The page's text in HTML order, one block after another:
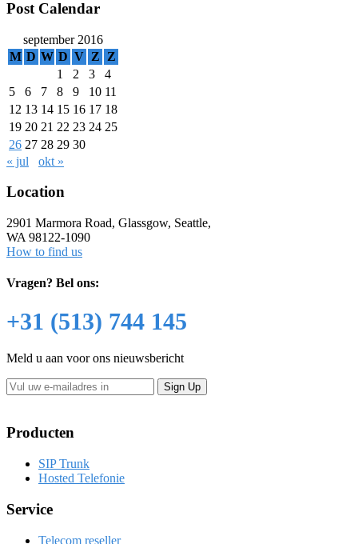
Post Calendar
september 2016
M D W D V Z
Z
1
2 3
4
5
6 7 8 9 10 11
12 13 14 15 16 17 18
19 20 21 22 23 24 25
26 27 28 29 30
« jul
okt »
Location
2901 Marmora Road, Glassgow, Seattle,
WA 98122-1090
How to find us
Vragen? Bel ons:
+31 (513) 744 145
Meld u aan voor ons nieuwsbericht
Producten
SIP Trunk
Hosted Telefonie
Service
Telecom reseller